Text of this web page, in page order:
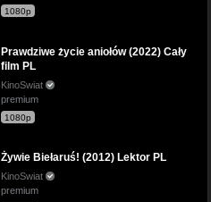
1080p
Prawdziwe życie aniołów (2022) Cały
film PL
KinoSwiat
premium
1080p
Żywie Biełaruś! (2012) Lektor PL
KinoSwiat
premium